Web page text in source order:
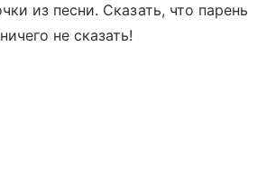
из песни. Сказать, что парень
не сказать!